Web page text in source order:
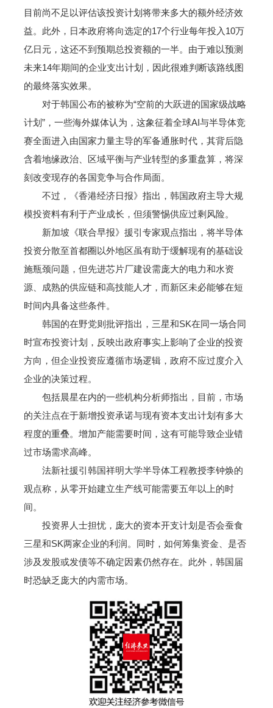
目前尚不足以评估该投资计划将带来多大的额外经济效
益。此外，日本政府将向选定的17个行业每年投入10万
亿日元，这还不到预期总投资额的一半。由于难以预测
未来14年期间的企业支出计划，因此很难判断该路线图
的最终落实效果。
对于韩国公布的被称为“空前的大跃进的国家级战略
计划”，一些海外媒体认为，这象征着全球AI与半导体竞
赛全面进入由国家力量主导的军备通胀时代，其背后隐
含着地缘政治、区域平衡与产业转型的多重盘算，将深
刻改变现存的各国竞争与合作局面。
不过，《香港经济日报》指出，韩国政府主导大规
模投资料有利于产业成长，但须警惕供应过剩风险。
新加坡《联合早报》援引专家观点指出，将半导体
投资分散至首都圈以外地区虽有助于缓解现有的基础设
施瓶颈问题，但先进芯片厂建设需庞大的电力和水资
源、成熟的供应链和高技能人才，而新区未必能够在短
时间内具备这些条件。
韩国的在野党则批评指出，三星和SK在同一场合同
时宣布投资计划，反映出政府事实上影响了企业的投资
方向，但企业投资应遵循市场逻辑，政府不应过度介入
企业的决策过程。
包括晨星在内的一些机构分析师指出，目前，市场
的关注点在于新增投资承诺与现有资本支出计划有多大
程度的重叠。增加产能需要时间，这有可能导致企业错
过市场需求高峰。
法新社援引韩国祥明大学半导体工程教授李钟焕的
观点称，从零开始建立生产线可能需要五年以上的时
间。
投资界人士担忧，庞大的资本开支计划是否会蚕食
三星和SK两家企业的利润。同时，如何筹集资金、是否
涉及发股或发债等不确定因素仍然存在。此外，韩国届
时恐缺乏庞大的内需市场。